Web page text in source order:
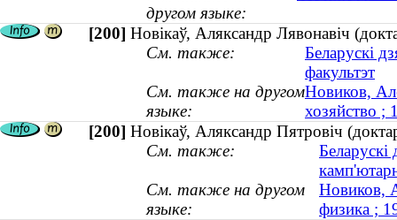
другом языке:
[200] Новікаў, Аляксандр Лявонавіч
См. также:
Беларускі
факультэт
См. также на другом
языке:
Новиков,
хозяйство
[200] Новікаў, Аляксандр Пятровіч
См. также:
Беларускі
См. также на другом
языке:
Новиков,
физика ;